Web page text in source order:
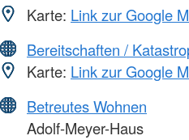
Karte: Link zur Google
Bereitschaften /
Karte: Link zur Google
Betreutes Wohnen
Adolf-Meyer-Haus